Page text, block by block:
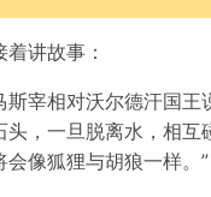
讲故事：
宰相对沃尔德汗国
头，一旦脱离水，相
像狐狸与胡狼一样。”